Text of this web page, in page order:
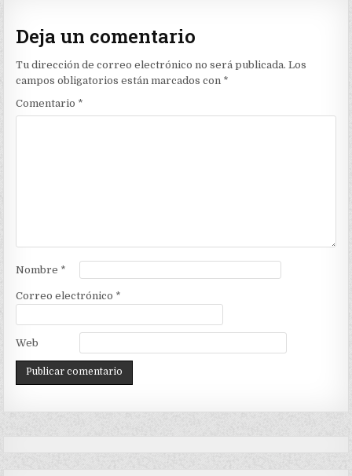
Deja un comentario
Tu dirección de correo electrónico no será publicada. Los
campos obligatorios están marcados con *
Comentario *
Nombre *
Correo electrónico *
Web